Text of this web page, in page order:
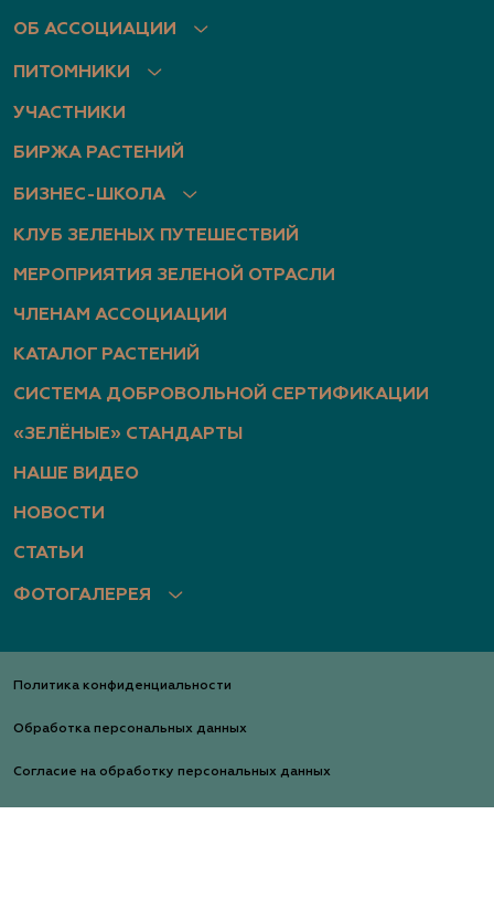
ОБ АССОЦИАЦИИ
ПИТОМНИКИ
УЧАСТНИКИ
БИРЖА РАСТЕНИЙ
БИЗНЕС-ШКОЛА
КЛУБ ЗЕЛЕНЫХ ПУТЕШЕСТВИЙ
МЕРОПРИЯТИЯ ЗЕЛЕНОЙ ОТРАСЛИ
ЧЛЕНАМ АССОЦИАЦИИ
КАТАЛОГ РАСТЕНИЙ
СИСТЕМА ДОБРОВОЛЬНОЙ СЕРТИФИКАЦИИ
«ЗЕЛЁНЫЕ» СТАНДАРТЫ
НАШЕ ВИДЕО
НОВОСТИ
СТАТЬИ
ФОТОГАЛЕРЕЯ
Политика конфиденциальности
Обработка персональных данных
Согласие на обработку персональных данных